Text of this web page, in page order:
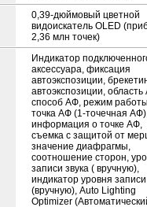
0,39-дюймовый цветной
видоискатель OLED
2,36 млн точек)
Индикатор
аксессуара, фиксация
автоэкспозиции,
автоэкспозиции,
способ АФ, режим
точка АФ (1-точечная
информация о точке АФ,
съемка с защитой от
значение диафрагмы,
соотношение сторон,
записи звука ( вручную),
индикатор уровня записи
(вручную), Auto Lighting
Optimizer